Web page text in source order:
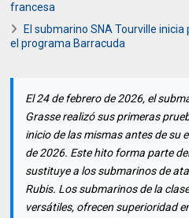
francesa
El submarino SNA Tourville
el programa Barracuda
El 24 de febrero de 2026, el
Grasse realizó sus primeras
inicio de las mismas antes de su
de 2026. Este hito forma parte
sustituye a los submarinos de
Rubis. Los submarinos de la
versátiles, ofrecen superioridad